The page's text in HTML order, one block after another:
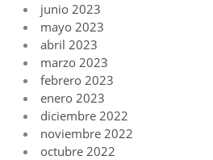
junio 2023
mayo 2023
abril 2023
marzo 2023
febrero 2023
enero 2023
diciembre 2022
noviembre 2022
octubre 2022